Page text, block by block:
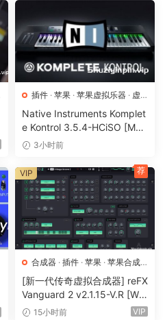
插件 · 苹果 · 苹果虚拟乐器 · 虚
拟乐器
Native Instruments Komplet
e Kontrol 3.5.4-HCiSO [Mac
OSX]（ 823.17MB）
3小时前
合成器 · 插件 · 苹果 · 苹果合成
器
[新一代传奇虚拟合成器] reFX
Vanguard 2 v2.1.15-V.R [Wi
N, MacOSX]（184MB+240
15小时前 VIP
VIP 荐